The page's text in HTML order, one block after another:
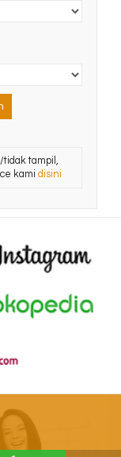
tampil,
kami disini